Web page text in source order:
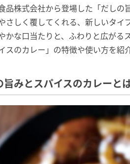
品株式会社から登場した「だし
さしく覆してくれる、新しいタ
かな口当たりと、ふわりと広が
スのカレー」の特徴や使い方を紹
旨みとスパイスのカレーと